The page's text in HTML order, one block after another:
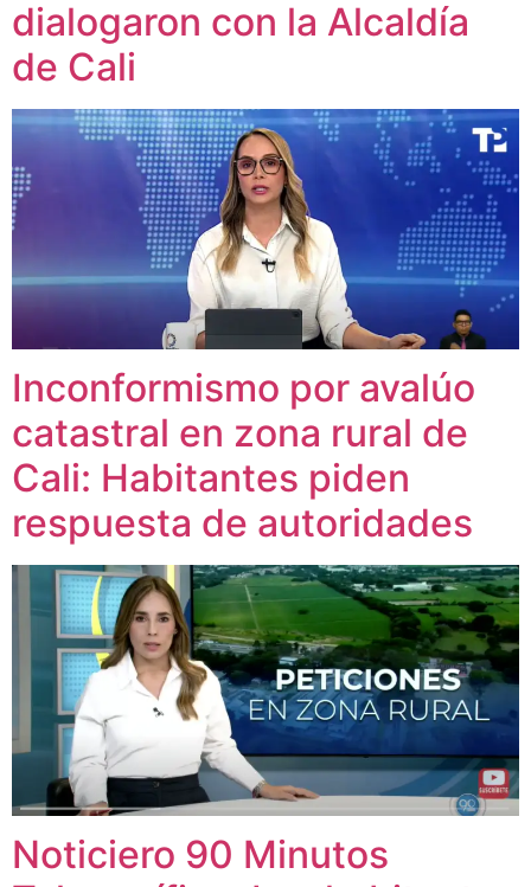
dialogaron con la Alcaldía
de Cali
Inconformismo por avalúo
catastral en zona rural de
Cali: Habitantes piden
respuesta de autoridades
Noticiero 90 Minutos